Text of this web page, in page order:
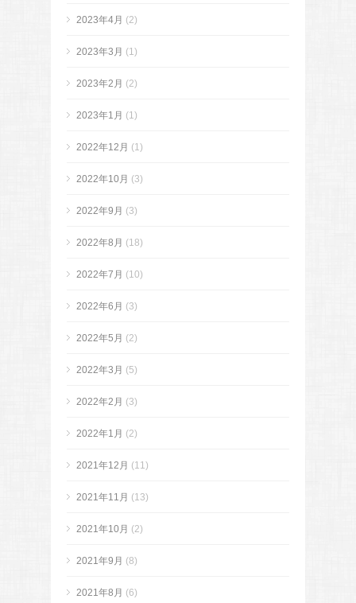
2023年4月 (2)
2023年3月 (1)
2023年2月 (2)
2023年1月 (1)
2022年12月 (1)
2022年10月 (3)
2022年9月 (3)
2022年8月 (18)
2022年7月 (10)
2022年6月 (3)
2022年5月 (2)
2022年3月 (5)
2022年2月 (3)
2022年1月 (2)
2021年12月 (11)
2021年11月 (13)
2021年10月 (2)
2021年9月 (8)
2021年8月 (6)